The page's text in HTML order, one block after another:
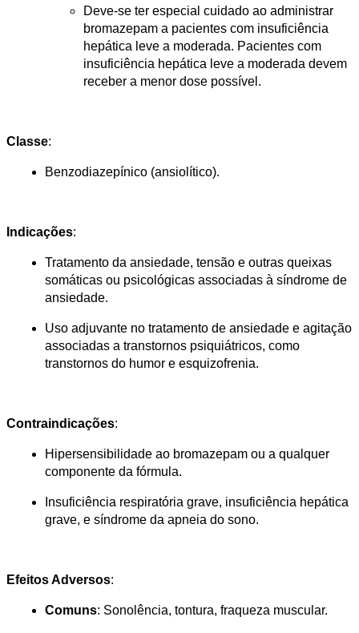
Deve-se ter especial cuidado ao administrar
bromazepam a pacientes com insuficiência
hepática leve a moderada. Pacientes com
insuficiência hepática leve a moderada devem
receber a menor dose possível​.
Classe:
Benzodiazepínico (ansiolítico).
Indicações:
Tratamento da ansiedade, tensão e outras queixas
somáticas ou psicológicas associadas à síndrome de
ansiedade.
Uso adjuvante no tratamento de ansiedade e agitação
associadas a transtornos psiquiátricos, como
transtornos do humor e esquizofrenia.
Contraindicações:
Hipersensibilidade ao bromazepam ou a qualquer
componente da fórmula.
Insuficiência respiratória grave, insuficiência hepática
grave, e síndrome da apneia do sono​.
Efeitos Adversos:
Comuns: Sonolência, tontura, fraqueza muscular.